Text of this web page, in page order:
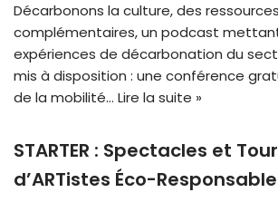
Décarbonons la culture, des ressources
complémentaires, un podcast
expériences de décarbonation du
mis à disposition : une conférence
de la mobilité… Lire la suite »
STARTER : Spectacles et
d’ARTistes Éco-